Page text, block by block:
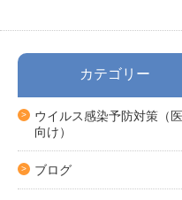
カテゴリー
ウイルス感染予防対策（
向け）
ブログ